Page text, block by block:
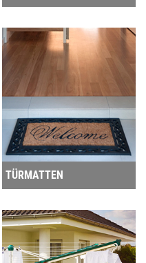
TÜRMATTEN